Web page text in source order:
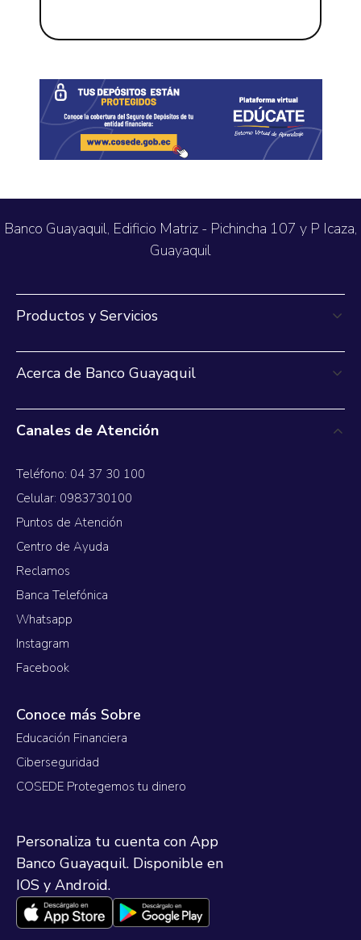
Banco Guayaquil, Edificio Matriz - Pichincha 107 y P Icaza,
Guayaquil
Productos y Servicios
Acerca de Banco Guayaquil
Canales de Atención
Teléfono: 04 37 30 100
Celular: 0983730100
Puntos de Atención
Centro de Ayuda
Reclamos
Banca Telefónica
Whatsapp
Instagram
Facebook
Conoce más Sobre
Educación Financiera
Ciberseguridad
COSEDE Protegemos tu dinero
Personaliza tu cuenta con App
Banco Guayaquil. Disponible en
IOS y Android.